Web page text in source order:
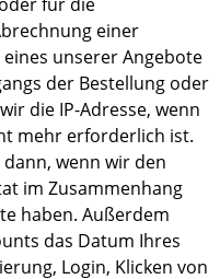
einer
eines unsererAngebote
der Bestellung oder
die IP-Adresse, wenn
mehr erforderlich ist.
wenn wir den
im Zusammenhang
haben. Außerdem
das Datum Ihres
Login, Klicken von